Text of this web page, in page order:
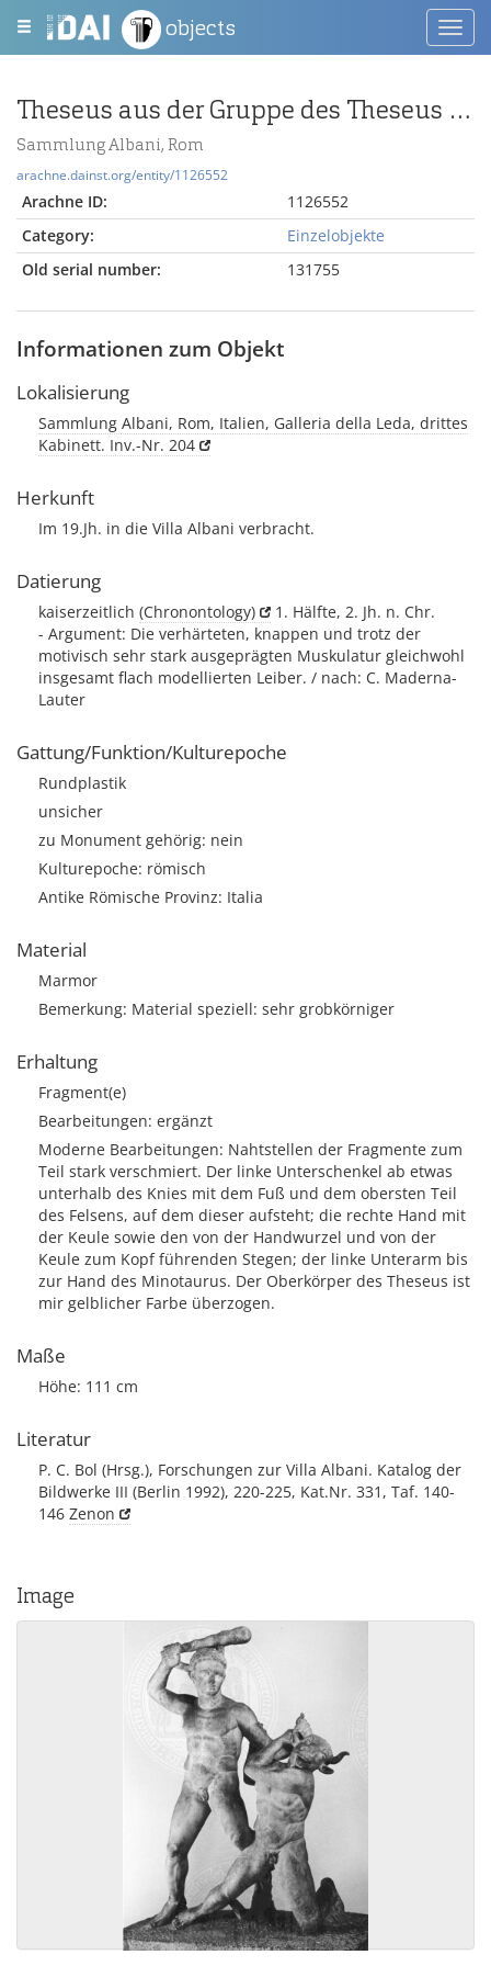
objects
Theseus aus der Gruppe des Theseus im Kampf mit Minotaurus
Sammlung Albani, Rom
arachne.dainst.org/entity/1126552
Arachne ID:
1126552
Category:
Einzelobjekte
Old serial number:
131755
Informationen zum Objekt
Lokalisierung
Sammlung Albani, Rom, Italien, Galleria della Leda, drittes
Kabinett. Inv.-Nr. 204
Herkunft
Im 19.Jh. in die Villa Albani verbracht.
Datierung
kaiserzeitlich (Chronontology)
1. Hälfte, 2. Jh. n. Chr.
- Argument: Die verhärteten, knappen und trotz der
motivisch sehr stark ausgeprägten Muskulatur gleichwohl
insgesamt flach modellierten Leiber. / nach: C. Maderna-
Lauter
Gattung/Funktion/Kulturepoche
Rundplastik
unsicher
zu Monument gehörig: nein
Kulturepoche: römisch
Antike Römische Provinz: Italia
Material
Marmor
Bemerkung: Material speziell: sehr grobkörniger
Erhaltung
Fragment(e)
Bearbeitungen: ergänzt
Moderne Bearbeitungen: Nahtstellen der Fragmente zum
Teil stark verschmiert. Der linke Unterschenkel ab etwas
unterhalb des Knies mit dem Fuß und dem obersten Teil
des Felsens, auf dem dieser aufsteht; die rechte Hand mit
der Keule sowie den von der Handwurzel und von der
Keule zum Kopf führenden Stegen; der linke Unterarm bis
zur Hand des Minotaurus. Der Oberkörper des Theseus ist
mir gelblicher Farbe überzogen.
Maße
Höhe: 111 cm
Literatur
P. C. Bol (Hrsg.), Forschungen zur Villa Albani. Katalog der
Bildwerke III (Berlin 1992), 220-225, Kat.Nr. 331, Taf. 140-
146 Zenon
Image